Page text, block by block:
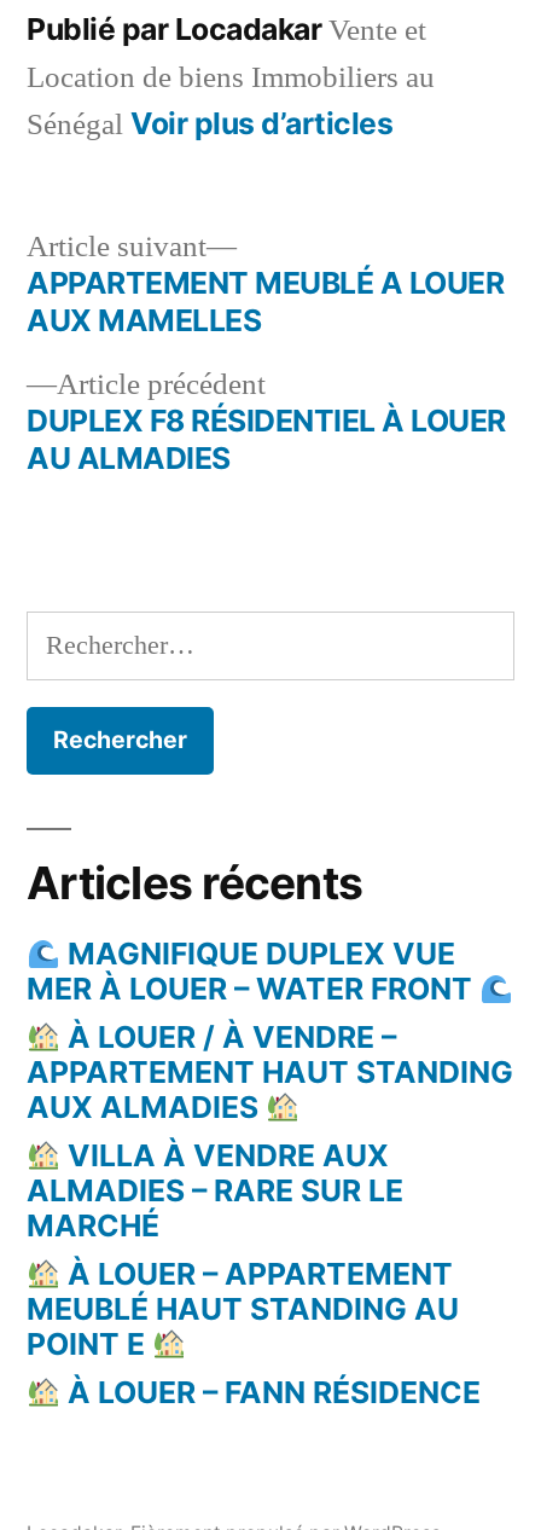
Publié par LocadakarVente et
Location de biens Immobiliers au
Sénégal Voir plus d’articles
Navigation
l’article
Article précédentArticle
précédent :
DUPLEX F8 RÉSIDENTIEL À LOUER
AU ALMADIES
Article suivant
Article
suivant :
APPARTEMENT MEUBLÉ A LOUER
AUX MAMELLES
Rechercher :
Articles récents
MAGNIFIQUE DUPLEX VUE
MER À LOUER – WATER FRONT
À LOUER / À VENDRE –
APPARTEMENT HAUT STANDING
AUX ALMADIES
VILLA À VENDRE AUX
ALMADIES – RARE SUR LE
MARCHÉ
À LOUER – APPARTEMENT
MEUBLÉ HAUT STANDING AU
POINT E
À LOUER – FANN RÉSIDENCE